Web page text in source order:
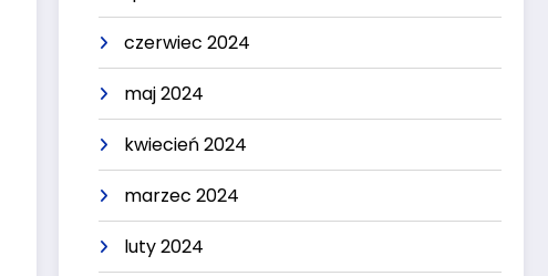
czerwiec 2024
maj 2024
kwiecień 2024
marzec 2024
luty 2024